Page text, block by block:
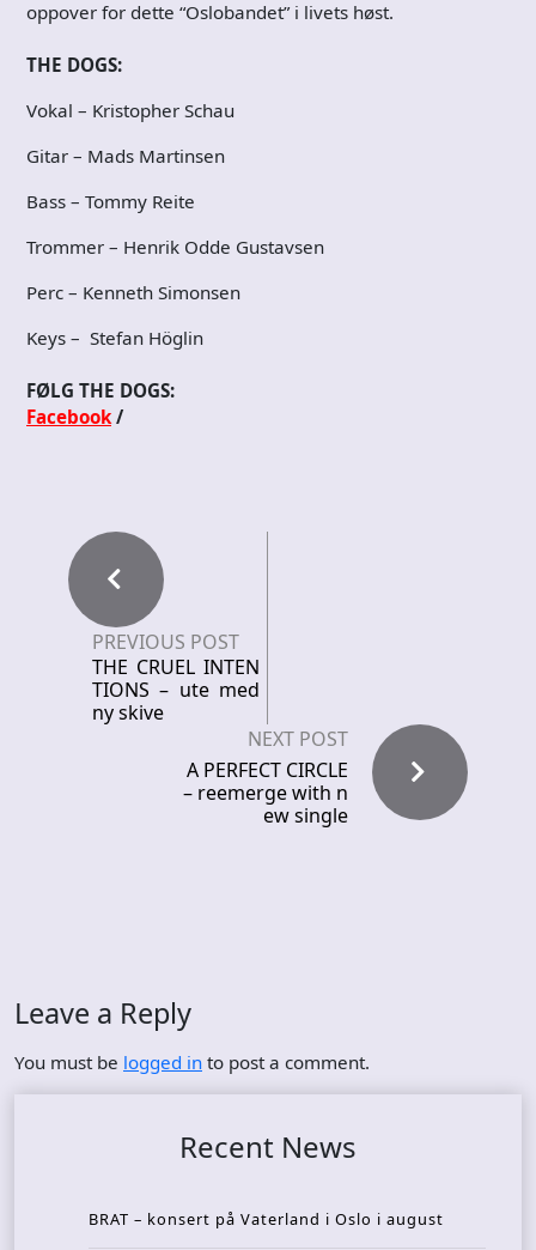
oppover for dette “Oslobandet” i livets høst.
THE DOGS:
Vokal – Kristopher Schau
Gitar – Mads Martinsen
Bass – Tommy Reite
Trommer – Henrik Odde Gustavsen
Perc – Kenneth Simonsen
Keys – Stefan Höglin
FØLG THE DOGS:
Facebook /
PREVIOUS POST
THE CRUEL INTEN
TIONS – ute med
ny skive
NEXT POST
A PERFECT CIRCLE
– reemerge with n
ew single
Leave a Reply
You must be logged in to post a comment.
Recent News
BRAT – konsert på Vaterland i Oslo i august